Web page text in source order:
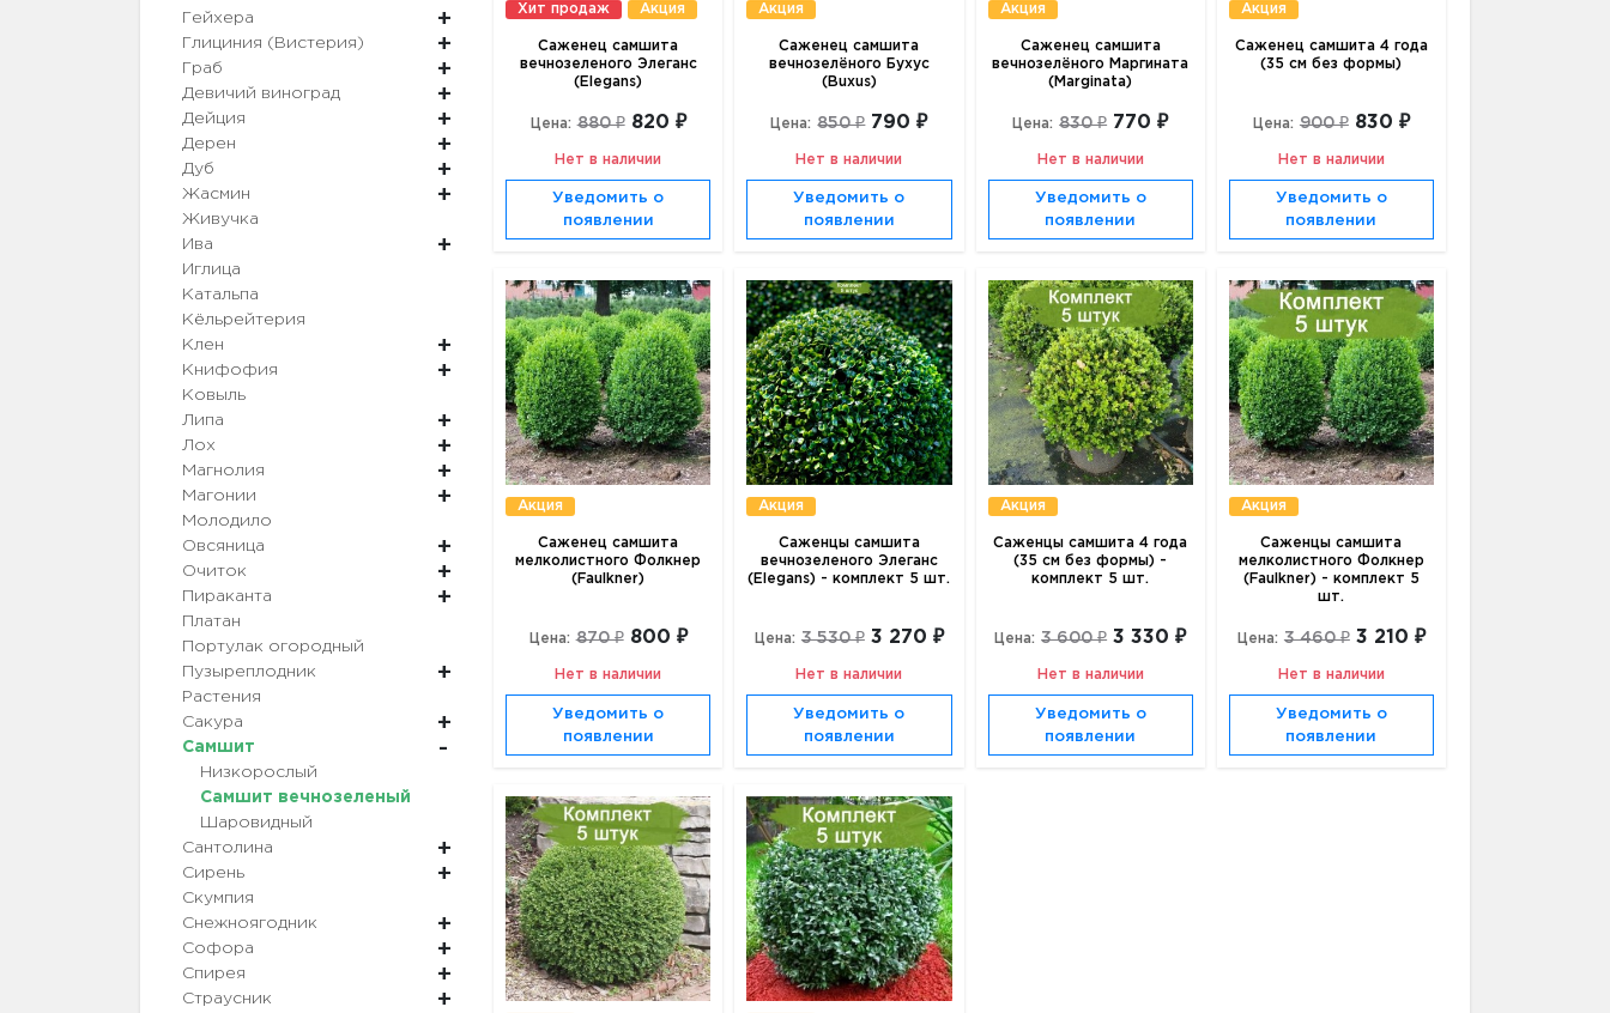
Гейхера
Глициния (Вистерия)
Граб
Девичий виноград
Дейция
Дерен
Дуб
Жасмин
Живучка
Ива
Иглица
Катальпа
Кёльрейтерия
Клен
Книфофия
Ковыль
Липа
Лох
Магнолия
Магонии
Молодило
Овсяница
Очиток
Пираканта
Платан
Портулак огородный
Пузыреплодник
Растения
Сакура
Самшит
Низкорослый
Самшит вечнозеленый
Шаровидный
Сантолина
Сирень
Скумпия
Снежноягодник
Софора
Спирея
Страусник
Хит продаж Акция
Саженец самшита
вечнозеленого Элеганс
(Elegans)
Цена: 880 ₽ 820 ₽
Нет в наличии
Уведомить о
появлении
Акция
Саженец самшита
вечнозелёного Бухус
(Buxus)
Цена: 850 ₽ 790 ₽
Нет в наличии
Уведомить о
появлении
Акция
Саженец самшита
вечнозелёного Маргината
(Marginata)
Цена: 830 ₽ 770 ₽
Нет в наличии
Уведомить о
появлении
Акция
Саженец самшита 4 года
(35 см без формы)
Цена: 900 ₽ 830 ₽
Нет в наличии
Уведомить о
появлении
Акция
Саженец самшита
мелколистного Фолкнер
(Faulkner)
Цена: 870 ₽ 800 ₽
Нет в наличии
Уведомить о
появлении
Акция
Саженцы самшита
вечнозеленого Элеганс
(Elegans) - комплект 5 шт.
Цена: 3 530 ₽ 3 270 ₽
Нет в наличии
Уведомить о
появлении
Акция
Саженцы самшита 4 года
(35 см без формы) -
комплект 5 шт.
Цена: 3 600 ₽ 3 330 ₽
Нет в наличии
Уведомить о
появлении
Акция
Саженцы самшита
мелколистного Фолкнер
(Faulkner) - комплект 5
шт.
Цена: 3 460 ₽ 3 210 ₽
Нет в наличии
Уведомить о
появлении